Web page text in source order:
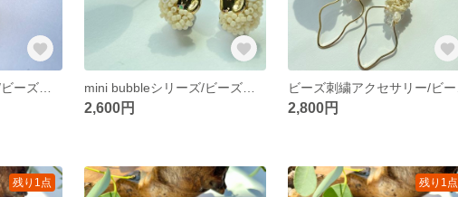
mini bubbleシリーズ/ビーズ刺繍アクセサリー/ビーズアクセサリー/イヤリング/入園式/入学式/結婚式/ウェディング/セレモニー/小ぶり/ピアス
2,600円 2,800円
残り1点 残り1点